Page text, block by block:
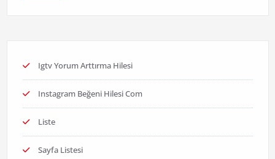
Igtv Yorum Arttırma Hilesi
Instagram Beğeni Hilesi Com
Liste
Sayfa Listesi